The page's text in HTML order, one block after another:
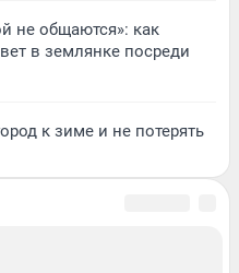
не общаются»: как
в землянке посреди
к зиме и не потерять